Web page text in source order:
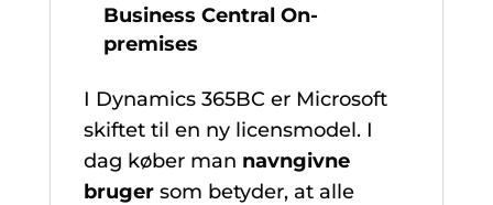
Business Central On-
premises
I Dynamics 365BC er Microsoft
skiftet til en ny licensmodel. I
dag køber man navngivne
bruger som betyder, at alle